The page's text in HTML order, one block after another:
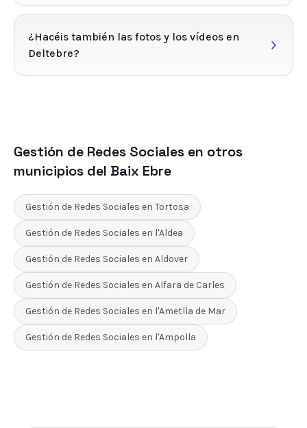
¿Hacéis también las fotos y los vídeos en
Deltebre?
Gestión de Redes Sociales en otros
municipios del Baix Ebre
Gestión de Redes Sociales en Tortosa
Gestión de Redes Sociales en l'Aldea
Gestión de Redes Sociales en Aldover
Gestión de Redes Sociales en Alfara de Carles
Gestión de Redes Sociales en l'Ametlla de Mar
Gestión de Redes Sociales en l'Ampolla